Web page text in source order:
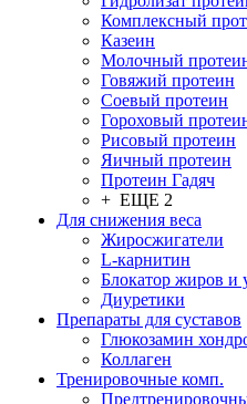
Комплексный
Казеин
Молочный
Говяжий протеин
Соевый протеин
Гороховый
Рисовый протеин
Яичный протеин
Протеин Гадяч
+ ЕЩЕ 2
Для снижения веса
Жиросжигатели
L-карнитин
Блокатор жиров и
Диуретики
Препараты для суставов
Глюкозамин
Коллаген
Тренировочные комп.